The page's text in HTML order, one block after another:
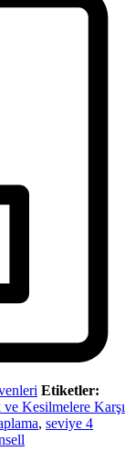
Etiketler:
Kesilmelere Karşı
, seviye 4